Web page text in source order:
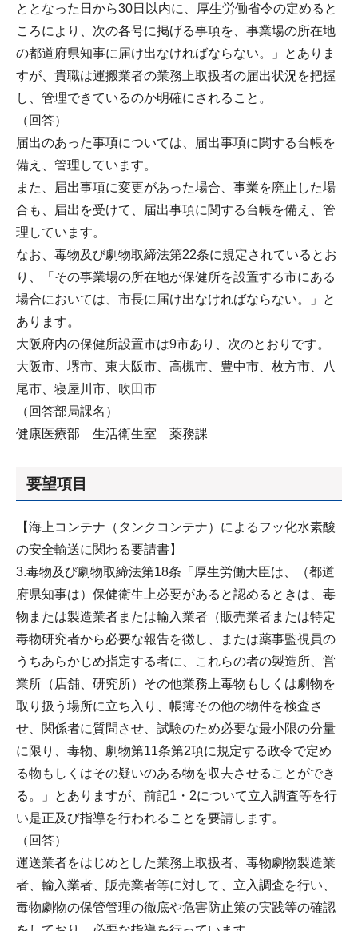
ととなった日から30日以内に、厚生労働省令の定めると
ころにより、次の各号に掲げる事項を、事業場の所在地
の都道府県知事に届け出なければならない。」とありま
すが、貴職は運搬業者の業務上取扱者の届出状況を把握
し、管理できているのか明確にされること。
（回答）
届出のあった事項については、届出事項に関する台帳を
備え、管理しています。
また、届出事項に変更があった場合、事業を廃止した場
合も、届出を受けて、届出事項に関する台帳を備え、管
理しています。
なお、毒物及び劇物取締法第22条に規定されているとお
り、「その事業場の所在地が保健所を設置する市にある
場合においては、市長に届け出なければならない。」と
あります。
大阪府内の保健所設置市は9市あり、次のとおりです。
大阪市、堺市、東大阪市、高槻市、豊中市、枚方市、八
尾市、寝屋川市、吹田市
（回答部局課名）
健康医療部 生活衛生室 薬務課
要望項目
【海上コンテナ（タンクコンテナ）によるフッ化水素酸
の安全輸送に関わる要請書】
3.毒物及び劇物取締法第18条「厚生労働大臣は、（都道
府県知事は）保健衛生上必要があると認めるときは、毒
物または製造業者または輸入業者（販売業者または特定
毒物研究者から必要な報告を徴し、または薬事監視員の
うちあらかじめ指定する者に、これらの者の製造所、営
業所（店舗、研究所）その他業務上毒物もしくは劇物を
取り扱う場所に立ち入り、帳簿その他の物件を検査さ
せ、関係者に質問させ、試験のため必要な最小限の分量
に限り、毒物、劇物第11条第2項に規定する政令で定め
る物もしくはその疑いのある物を収去させることができ
る。」とありますが、前記1・2について立入調査等を行
い是正及び指導を行われることを要請します。
（回答）
運送業者をはじめとした業務上取扱者、毒物劇物製造業
者、輸入業者、販売業者等に対して、立入調査を行い、
毒物劇物の保管管理の徹底や危害防止策の実践等の確認